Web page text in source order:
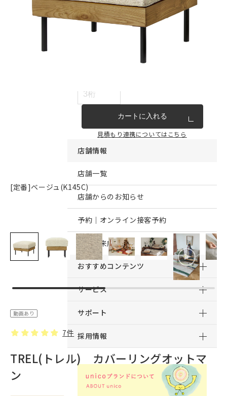
新商品
アウトレット商品
見積もり番号から注文する
カートに入れる
見積もり連携についてはこちら
店舗情報
店舗一覧
店舗からのお知らせ
予約｜オンライン接客予約
予約｜来店予約
おすすめコンテンツ
サービス
サポート
採用情報
[定番]ベージュ(K145C)
動画あり
7件
TREL(トレル) カバーリングオットマ
ン